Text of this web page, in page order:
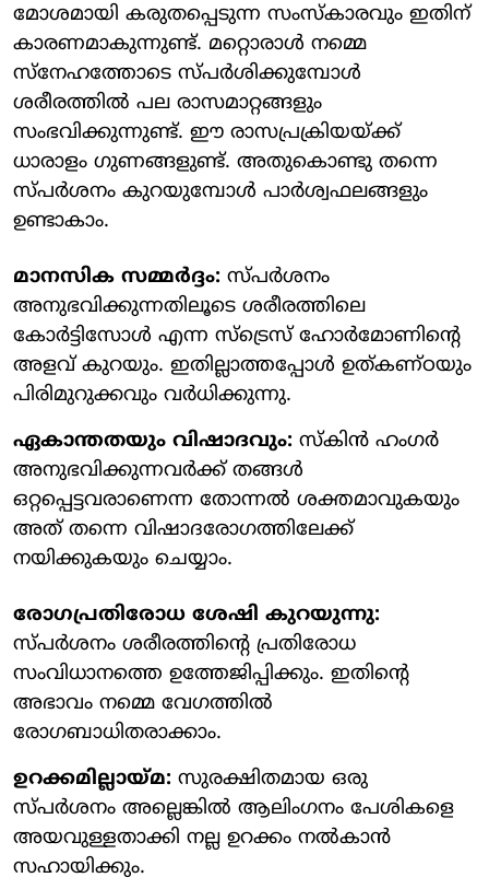
മോശമായി കരുതപ്പെടുന്ന സംസ്കാരവും ഇതിന്
കാരണമാകുന്നുണ്ട്. മറ്റൊരാൾ നമ്മെ
സ്നേഹത്തോടെ സ്പർശിക്കുമ്പോൾ
ശരീരത്തിൽ പല രാസമാറ്റങ്ങളും
സംഭവിക്കുന്നുണ്ട്. ഈ രാസപ്രക്രിയയ്ക്ക്
ധാരാളം ഗുണങ്ങളുണ്ട്. അതുകൊണ്ടു തന്നെ
സ്പർശനം കുറയുമ്പോൾ പാർശ്വഫലങ്ങളും
ഉണ്ടാകാം.
മാനസിക സമ്മർദ്ദം: സ്പർശനം
അനുഭവിക്കുന്നതിലൂടെ ശരീരത്തിലെ
കോർട്ടിസോൾ എന്ന സ്ട്രെസ് ഹോർമോണിൻ്റെ
അളവ് കുറയും. ഇതില്ലാത്തപ്പോൾ ഉത്കണ്ഠയും
പിരിമുറുക്കവും വർധിക്കുന്നു.
ഏകാന്തതയും വിഷാദവും: സ്കിൻ ഹംഗർ
അനുഭവിക്കുന്നവർക്ക് തങ്ങൾ
ഒറ്റപ്പെട്ടവരാണെന്ന തോന്നൽ ശക്തമാവുകയും
അത് തന്നെ വിഷാദരോഗത്തിലേക്ക്
നയിക്കുകയും ചെയ്യാം.
രോഗപ്രതിരോധ ശേഷി കുറയുന്നു:
സ്പർശനം ശരീരത്തിന്റെ പ്രതിരോധ
സംവിധാനത്തെ ഉത്തേജിപ്പിക്കും. ഇതിന്റെ
അഭാവം നമ്മെ വേഗത്തിൽ
രോഗബാധിതരാക്കാം.
ഉറക്കമില്ലായ്മ: സുരക്ഷിതമായ ഒരു
സ്പർശനം അല്ലെങ്കിൽ ആലിംഗനം പേശികളെ
അയവുള്ളതാക്കി നല്ല ഉറക്കം നൽകാൻ
സഹായിക്കും.